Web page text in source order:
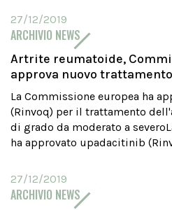
27/12/2019
ARCHIVIO NEWS
Artrite reumatoide,
approva nuovo trattamento
La Commissione europea ha
(Rinvoq) per il trattamento
di grado da moderato a
ha approvato upadacitinib
27/12/2019
ARCHIVIO NEWS